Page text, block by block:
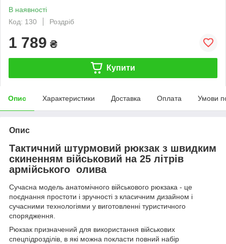
В наявності
Код: 130
Роздріб
1 789 ₴
Купити
Опис Характеристики Доставка Оплата Умови
Опис
Тактичний штурмовий рюкзак з швидким
скиненням військовий на 25 літрів
армійського олива
Сучасна модель анатомічного військового рюкзака - це
поєднання простоти і зручності з класичним дизайном і
сучасними технологіями у виготовленні туристичного
спорядження.
Рюкзак призначений для використання військових
спецпідрозділів, в які можна покласти повний набір